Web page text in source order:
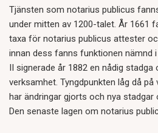
Tjänsten som notarius publicus
under mitten av 1200-talet. År 1661
taxa för notarius publicus attester
innan dess fanns funktionen nämnd
II signerade år 1882 en nådig
verksamhet. Tyngdpunkten låg då
har ändringar gjorts och nya
Den senaste lagen om notarius